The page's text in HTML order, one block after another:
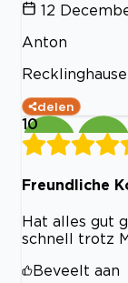
12
Anton
delen
10
Freundliche
Hat alles gut
schnell trotz
Beveelt aan